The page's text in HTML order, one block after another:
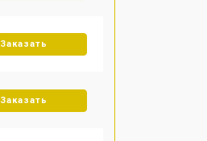
Заказать
Заказать